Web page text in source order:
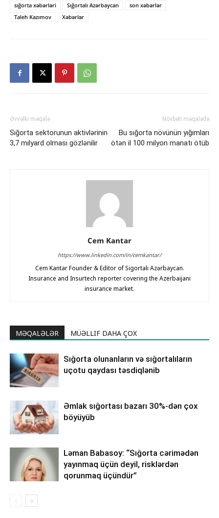
sığorta xəbərləri
Sığortalı Azərbaycan
son xəbərlər
Taleh Kazımov
Xəbərlər
Əvvəlki məqalə
Sığorta sektorunun aktivlərinin
3,7 milyard olması gözlənilir
Növbəti məqalədə
Bu sığorta növünün yığımları
ötən il 100 milyon manatı ötüb
Cem Kantar
https://www.linkedin.com/in/cemkantar/
Cem Kantar Founder & Editor of Sigortalı Azərbaycan.
Insurance and Insurtech reporter covering the Azerbaijani
insurance market.
MƏQALƏLƏR MÜƏLLIF DAHA ÇOX
Sığorta olunanların və sığortalıların
uçotu qaydası təsdiqlənib
Əmlak sığortası bazarı 30%-dən çox
böyüyüb
Ləman Babasoy: “Sığorta cərimədən
yayınmaq üçün deyil, risklərdən
qorunmaq üçündür”